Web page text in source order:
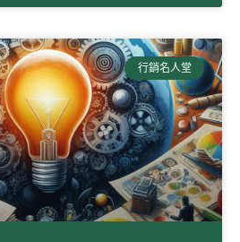
行銷名人堂